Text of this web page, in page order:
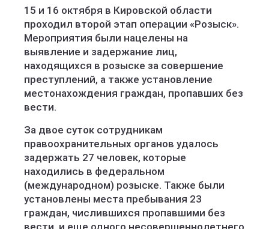
15 и 16 октября в Кировской области
проходил второй этап операции «Розыск».
Мероприятия были нацелены на
выявление и задержание лиц,
находящихся в розыске за совершение
преступлений, а также установление
местонахождения граждан, пропавших без
вести.
За двое суток сотрудникам
правоохранительных органов удалось
задержать 27 человек, которые
находились в федеральном
(международном) розыске. Также были
установлены места пребывания 23
граждан, числившихся пропавшими без
вести, и еще одного несовершеннолетнего